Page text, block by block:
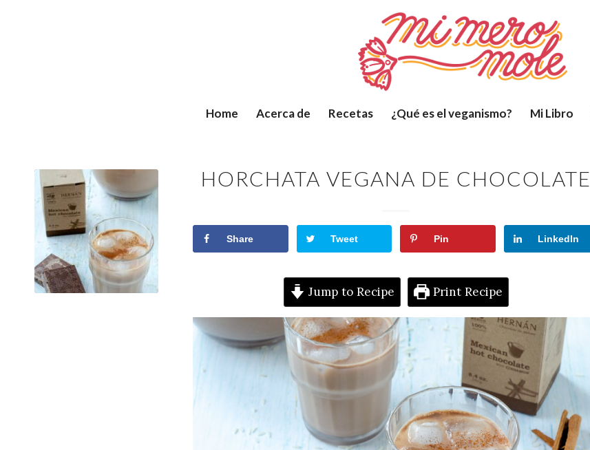
Home Acerca de Recetas ¿Qué es el veganismo? Mi Libro
HORCHATA VEGANA DE CHOCOLATE
Share Tweet Pin LinkedIn
Jump to Recipe Print Recipe